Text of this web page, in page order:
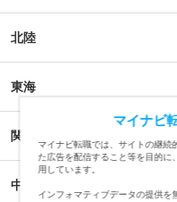
北陸
東海
関西
中国
マイナビ
マイナビ転職では、サイトの継続
た広告を配信すること等を目的に
用しています。
インフォマティブデータの提供を